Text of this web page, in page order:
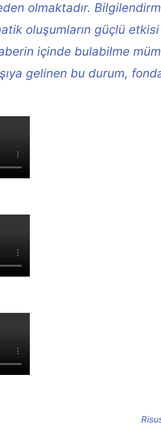
olmaktadır.
oluşumların güçlü etkisi
içinde bulabilme
gelinen bu durum,